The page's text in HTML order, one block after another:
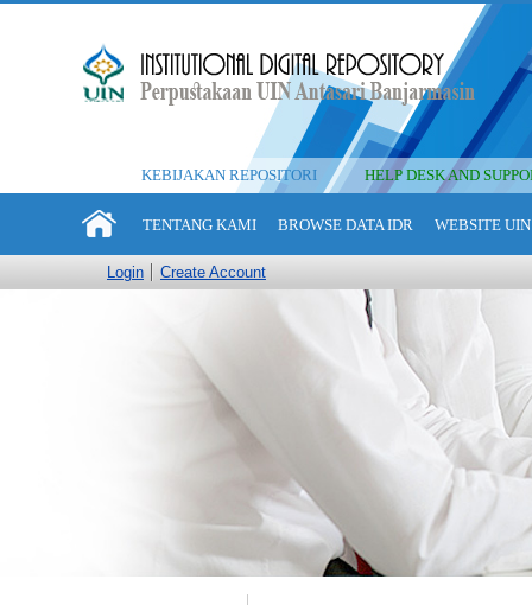
KEBIJAKAN REPOSITORI HELP DESK AND
TENTANG KAMI BROWSE DATA IDR WEBSITE
Login Create Account